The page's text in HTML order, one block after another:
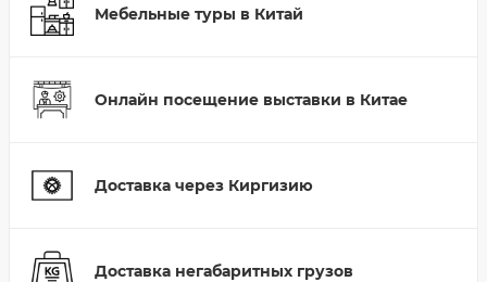
Мебельные туры в Китай
Онлайн посещение выставки в Китае
Доставка через Киргизию
Доставка негабаритных грузов